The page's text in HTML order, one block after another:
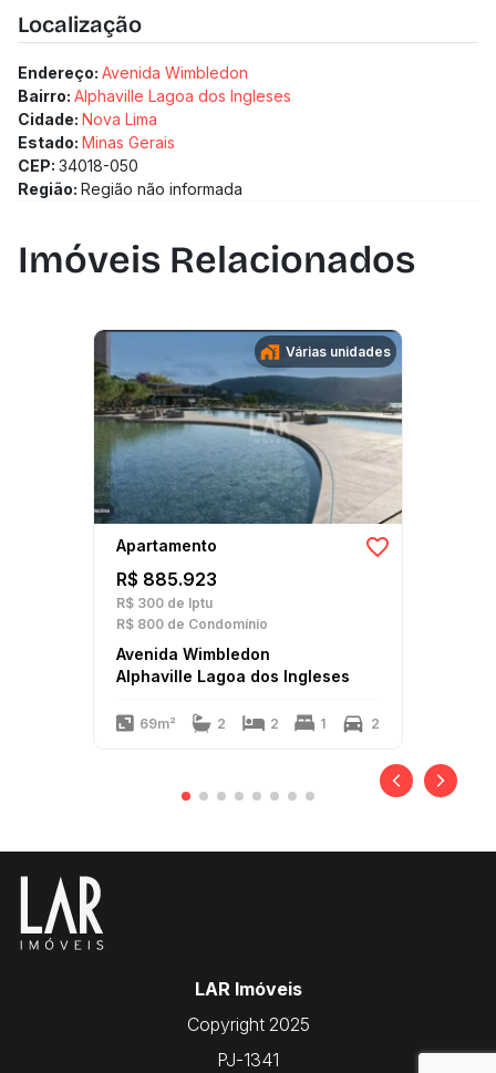
Localização
Endereço: Avenida Wimbledon
Bairro: Alphaville Lagoa dos Ingleses
Cidade: Nova Lima
Estado: Minas Gerais
CEP: 34018-050
Região: Região não informada
Imóveis Relacionados
Várias unidades
Apartamento
R$ 885.923
R$ 300 de Iptu
R$ 800 de Condomínio
Avenida Wimbledon
Alphaville Lagoa dos Ingleses
69m² 2 2 1 2
LAR Imóveis
Copyright 2025
PJ-1341